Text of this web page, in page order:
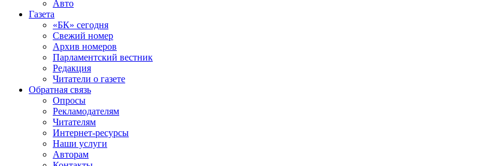
Авто
Газета
«БК» сегодня
Свежий номер
Архив номеров
Парламентский вестник
Редакция
Читатели о газете
Обратная связь
Опросы
Рекламодателям
Читателям
Интернет-ресурсы
Наши услуги
Авторам